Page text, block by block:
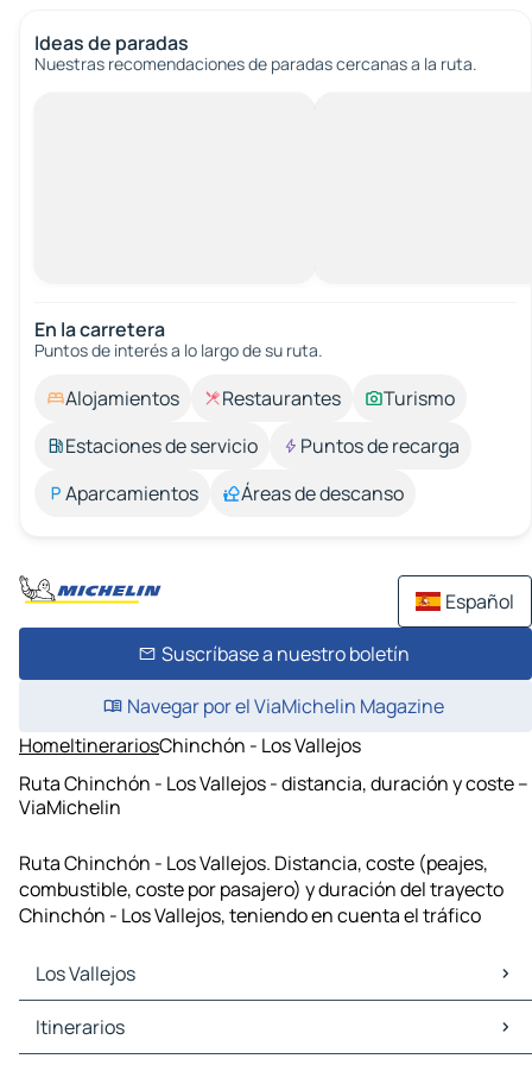
Ideas de paradas
Nuestras recomendaciones de paradas cercanas a la ruta.
En la carretera
Puntos de interés a lo largo de su ruta.
Alojamientos Restaurantes
Turismo
Estaciones de servicio
Puntos de recarga
Aparcamientos
Áreas de descanso
Español
Suscríbase a nuestro boletín
Navegar por el ViaMichelin Magazine
HomeItinerariosChinchón - Los Vallejos
Ruta Chinchón - Los Vallejos - distancia, duración y coste –
ViaMichelin
Ruta Chinchón - Los Vallejos. Distancia, coste (peajes,
combustible, coste por pasajero) y duración del trayecto
Chinchón - Los Vallejos, teniendo en cuenta el tráfico
Los Vallejos
Los Vallejos Mapas Planos
Los Vallejos Trafico
Itinerarios